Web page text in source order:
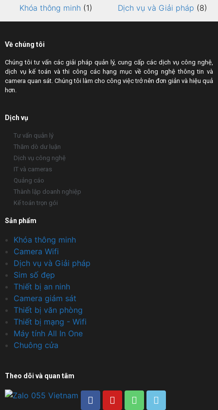
Khóa thông minh (1) Dịch vụ và Giải pháp (8)
Về chúng tôi
Chúng tôi tư vấn các giải pháp quản lý, cung cấp các dịch vụ công nghệ,
dịch vụ kế toán và thi công các hạng mục về công nghệ thông tin và
camera quan sát. Chúng tôi làm cho công việc trở nên đơn giản và hiệu quả
hơn.
Dịch vụ
Tư vấn quản lý
Thăm dò dư luận
Dịch vụ công nghệ
IT và cameras
Quảng cáo
Thành lập doanh nghiệp
Kế toán trọn gói
Sản phẩm
Khóa thông minh
Camera Wifi
Dịch vụ và Giải pháp
Sim số đẹp
Thiết bị an ninh
Camera giám sát
Thiết bị văn phòng
Thiết bị mạng - Wifi
Máy tính All In One
Chuông cửa
Theo dõi và quan tâm